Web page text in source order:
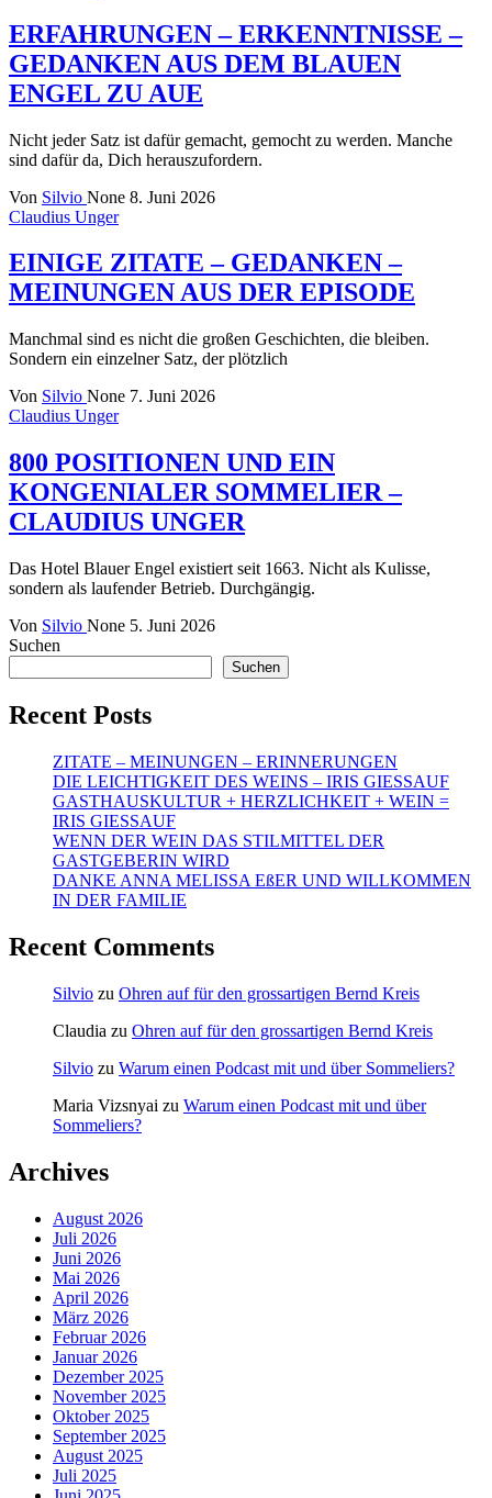
ERFAHRUNGEN – ERKENNTNISSE –
GEDANKEN AUS DEM BLAUEN
ENGEL ZU AUE
Nicht jeder Satz ist dafür gemacht, gemocht zu werden. Manche
sind dafür da, Dich herauszufordern.
Von Silvio None 8. Juni 2026
Claudius Unger
EINIGE ZITATE – GEDANKEN –
MEINUNGEN AUS DER EPISODE
Manchmal sind es nicht die großen Geschichten, die bleiben.
Sondern ein einzelner Satz, der plötzlich
Von Silvio None 7. Juni 2026
Claudius Unger
800 POSITIONEN UND EIN
KONGENIALER SOMMELIER –
CLAUDIUS UNGER
Das Hotel Blauer Engel existiert seit 1663. Nicht als Kulisse,
sondern als laufender Betrieb. Durchgängig.
Von Silvio None 5. Juni 2026
Suchen
Suchen
Recent Posts
ZITATE – MEINUNGEN – ERINNERUNGEN
DIE LEICHTIGKEIT DES WEINS – IRIS GIESSAUF
GASTHAUSKULTUR + HERZLICHKEIT + WEIN =
IRIS GIESSAUF
WENN DER WEIN DAS STILMITTEL DER
GASTGEBERIN WIRD
DANKE ANNA MELISSA EßER UND WILLKOMMEN
IN DER FAMILIE
Recent Comments
Silvio zu Ohren auf für den grossartigen Bernd Kreis
Claudia zu Ohren auf für den grossartigen Bernd Kreis
Silvio zu Warum einen Podcast mit und über Sommeliers?
Maria Vizsnyai zu Warum einen Podcast mit und über
Sommeliers?
Archives
August 2026
Juli 2026
Juni 2026
Mai 2026
April 2026
März 2026
Februar 2026
Januar 2026
Dezember 2025
November 2025
Oktober 2025
September 2025
August 2025
Juli 2025